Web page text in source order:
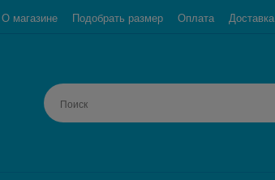
О магазине Подобрать размер Оплата Доставка